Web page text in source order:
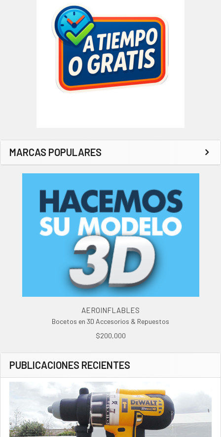
MARCAS POPULARES
AEROINFLABLES
Bocetos en 3D Accesorios & Repuestos
$200,000
PUBLICACIONES RECIENTES